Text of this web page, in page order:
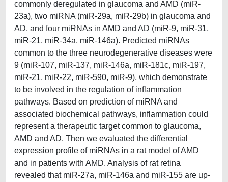
commonly deregulated in glaucoma and AMD (miR-
23a), two miRNA (miR-29a, miR-29b) in glaucoma and
AD, and four miRNAs in AMD and AD (miR-9, miR-31,
miR-21, miR-34a, miR-146a). Predicted miRNAs
common to the three neurodegenerative diseases were
9 (miR-107, miR-137, miR-146a, miR-181c, miR-197,
miR-21, miR-22, miR-590, miR-9), which demonstrate
to be involved in the regulation of inflammation
pathways. Based on prediction of miRNA and
associated biochemical pathways, inflammation could
represent a therapeutic target common to glaucoma,
AMD and AD. Then we evaluated the differential
expression profile of miRNAs in a rat model of AMD
and in patients with AMD. Analysis of rat retina
revealed that miR-27a, miR-146a and miR-155 are up-